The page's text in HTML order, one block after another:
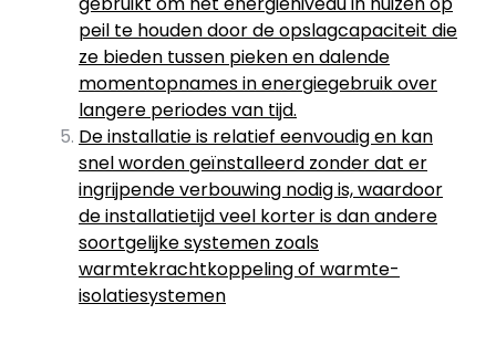
peil te houden door de opslagcapaciteit die
ze bieden tussen pieken en dalende
momentopnames in energiegebruik over
langere periodes van tijd.
De installatie is relatief eenvoudig en kan
snel worden geïnstalleerd zonder dat er
ingrijpende verbouwing nodig is, waardoor
de installatietijd veel korter is dan andere
soortgelijke systemen zoals
warmtekrachtkoppeling of warmte-
isolatiesystemen